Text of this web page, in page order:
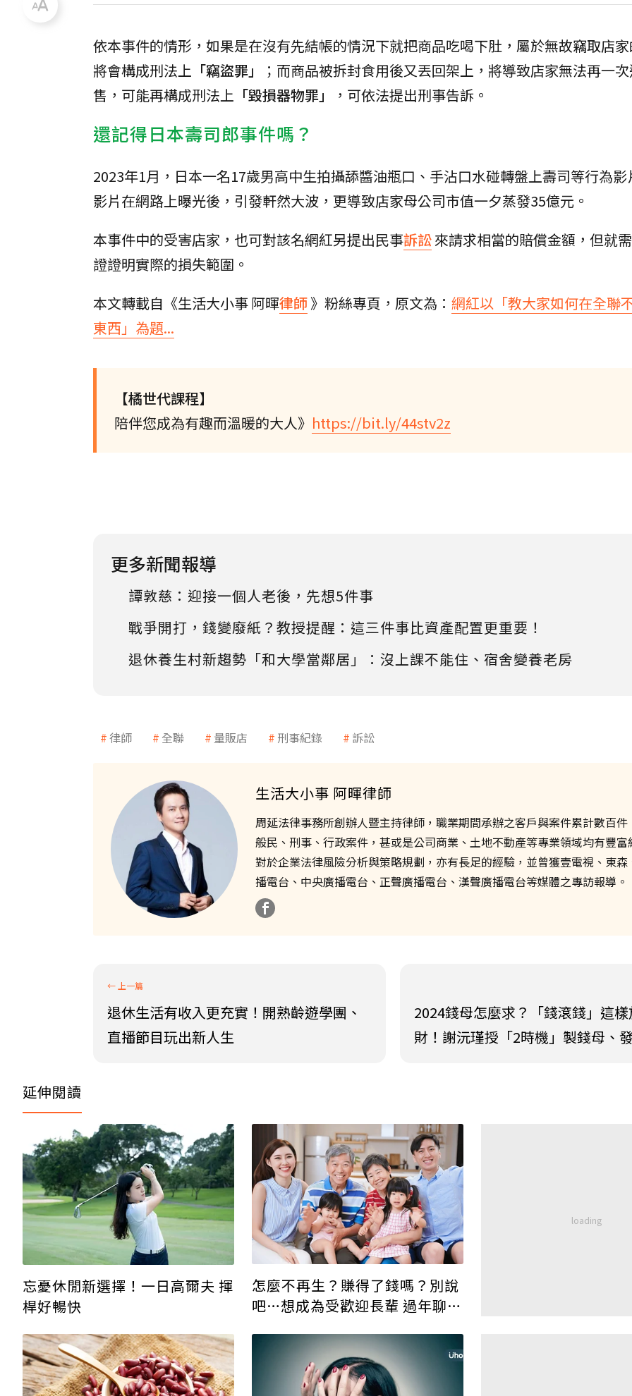
依本事件的情形，如果是在沒有先結帳的情況下就把商品吃喝下肚，屬於無故竊取店
將會構成刑法上 「竊盜罪」
；而商品被拆封食用後又丟回架上，將導致店家無法再一
售，可能再構成刑法上 「毀損器物罪」 ，可依法提出刑事告訴。
還記得日本壽司郎事件嗎？
2023年1月，日本一名17歲男高中生拍攝舔醬油瓶口、手沾口水碰轉盤上壽司等行為影
影片在網路上曝光後，引發軒然大波，更導致店家母公司市值一夕蒸發35億元。
本事件中的受害店家，也可對該名網紅另提出民事訴訟來請求相當的賠償金額，但就
證證明實際的損失範圍。
本文轉載自《生活大小事 阿暉律師》粉絲專頁，原文為： 網紅以「教大家如何在全聯
東西」為題...
【橘世代課程】
陪伴您成為有趣而溫暖的大人》 https://bit.ly/44stv2z
更多新聞報導
譚敦慈：迎接一個人老後，先想5件事
戰爭開打，錢變廢紙？教授提醒：這三件事比資產配置更重要！
退休養生村新趨勢「和大學當鄰居」：沒上課不能住、宿舍變養老房
律師 全聯 量販店 刑事紀錄 訴訟
生活大小事 阿暉律師
周延法律事務所創辦人暨主持律師，職業期間承辦之客戶與案件累計數百件
般民、刑事、行政案件，甚或是公司商業、土地不動產等專業領域均有豐富
對於企業法律風險分析與策略規劃，亦有長足的經驗，並曾獲壹電視、東森
播電台、中央廣播電台、正聲廣播電台、漢聲廣播電台等媒體之專訪報導。
退休生活有收入更充實！開熟齡遊學團、
直播節目玩出新人生
2024錢母怎麼求？「錢滾錢」這
財！謝沅瑾授「2時機」製錢母、
延伸閱讀
忘憂休閒新選擇！一日高爾夫 揮
桿好暢快
怎麼不再生？賺得了錢嗎？別說
吧…想成為受歡迎長輩 過年聊天